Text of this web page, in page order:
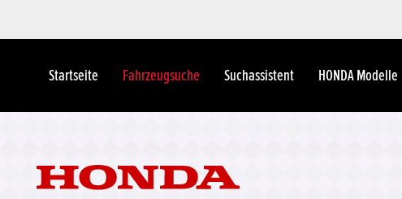
Startseite Fahrzeugsuche Suchassistent HONDA Modelle